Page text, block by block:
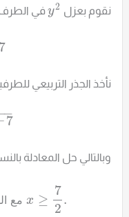
نقوم بعزل y2 في الطرف
7
نأخذ الجذر التربيعي
7
−
وبالتالي حل المعادلة
مع ال x ≥
7
2
.